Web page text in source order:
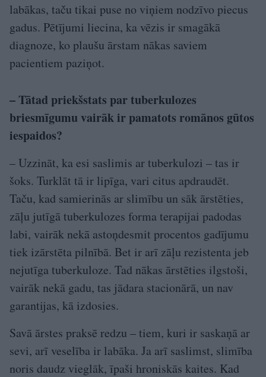
labākas, taču tikai puse no viņiem nodzīvo piecus
gadus. Pētījumi liecina, ka vēzis ir smagākā
diagnoze, ko plaušu ārstam nākas saviem
pacientiem paziņot.
– Tātad priekšstats par tuberkulozes
briesmīgumu vairāk ir pamatots romānos gūtos
iespaidos?
– Uzzināt, ka esi saslimis ar tuberkulozi – tas ir
šoks. Turklāt tā ir lipīga, vari citus apdraudēt.
Taču, kad samierinās ar slimību un sāk ārstēties,
zāļu jutīgā tuberkulozes forma terapijai padodas
labi, vairāk nekā astoņdesmit procentos gadījumu
tiek izārstēta pilnībā. Bet ir arī zāļu rezistenta jeb
nejutīga tuberkuloze. Tad nākas ārstēties ilgstoši,
vairāk nekā gadu, tas jādara stacionārā, un nav
garantijas, kā izdosies.
Savā ārstes praksē redzu – tiem, kuri ir saskaņā ar
sevi, arī veselība ir labāka. Ja arī saslimst, slimība
noris daudz vieglāk, īpaši hroniskās kaites. Kad